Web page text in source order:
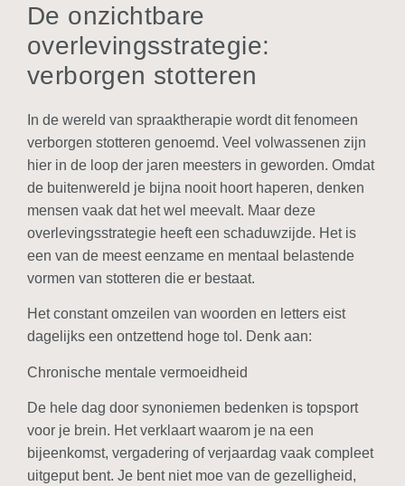
De onzichtbare
overlevingsstrategie:
verborgen stotteren
In de wereld van spraaktherapie wordt dit fenomeen
verborgen stotteren genoemd. Veel volwassenen zijn
hier in de loop der jaren meesters in geworden. Omdat
de buitenwereld je bijna nooit hoort haperen, denken
mensen vaak dat het wel meevalt. Maar deze
overlevingsstrategie heeft een schaduwzijde. Het is
een van de meest eenzame en mentaal belastende
vormen van stotteren die er bestaat.
Het constant omzeilen van woorden en letters eist
dagelijks een ontzettend hoge tol. Denk aan:
Chronische mentale vermoeidheid
De hele dag door synoniemen bedenken is topsport
voor je brein. Het verklaart waarom je na een
bijeenkomst, vergadering of verjaardag vaak compleet
uitgeput bent. Je bent niet moe van de gezelligheid,